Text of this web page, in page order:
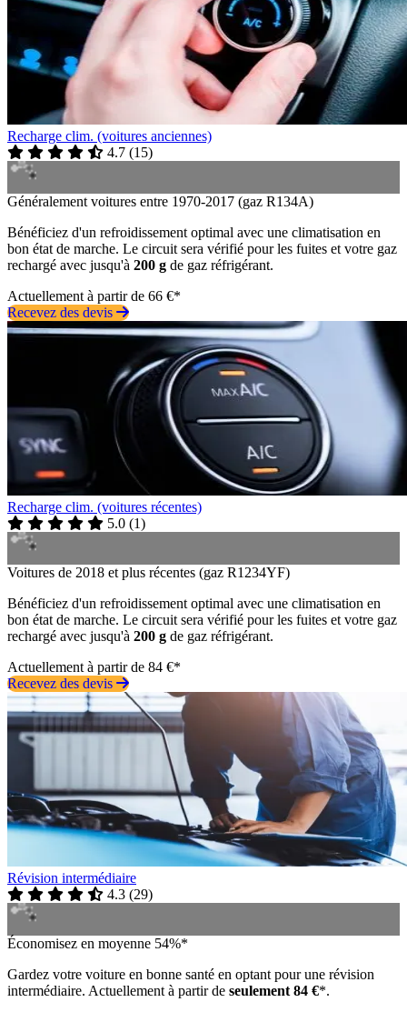
Recharge clim. (voitures anciennes)
4.7 (15)
Généralement voitures entre 1970-2017 (gaz R134A)
Bénéficiez d'un refroidissement optimal avec une climatisation en
bon état de marche. Le circuit sera vérifié pour les fuites et votre gaz
rechargé avec jusqu'à 200 g de gaz réfrigérant.
Actuellement à partir de 66 €*
Recevez des devis
Recharge clim. (voitures récentes)
5.0 (1)
Voitures de 2018 et plus récentes (gaz R1234YF)
Bénéficiez d'un refroidissement optimal avec une climatisation en
bon état de marche. Le circuit sera vérifié pour les fuites et votre gaz
rechargé avec jusqu'à 200 g de gaz réfrigérant.
Actuellement à partir de 84 €*
Recevez des devis
Révision intermédiaire
4.3 (29)
Économisez en moyenne 54%*
Gardez votre voiture en bonne santé en optant pour une révision
intermédiaire. Actuellement à partir de seulement 84 €*.